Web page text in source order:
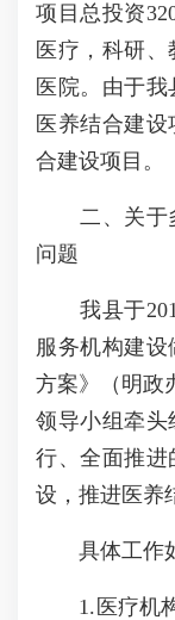
项目总投资
医疗，科研
医院。由于
医养结合建
合建设项目。
二、关于
问题
我县于
服务机构建
方案》（明政
领导小组牵头
行、全面推进
设，推进医养
具体工作
1.医疗机